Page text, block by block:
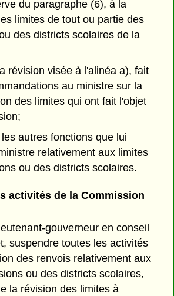
du paragraphe (6), à la
limites de tout ou partie des
des districts scolaires de la
révision visée à l'alinéa a), fait
au ministre sur la
des limites qui ont fait l'objet
autres fonctions que lui
relativement aux limites
ou des districts scolaires.
activités de la Commission
gouverneur en conseil
suspendre toutes les activités
des renvois relativement aux
ou des districts scolaires,
la révision des limites à